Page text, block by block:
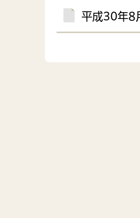
平成30年8